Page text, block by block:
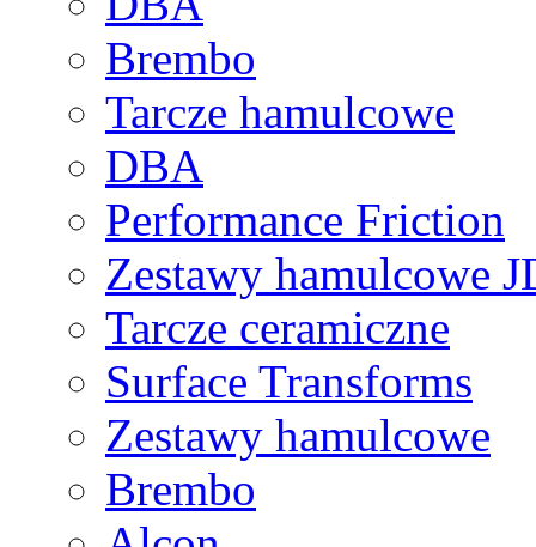
Brembo
Tarcze hamulcowe
DBA
Performance Friction
Zestawy hamulcowe
Tarcze ceramiczne
Surface Transforms
Zestawy hamulcowe
Brembo